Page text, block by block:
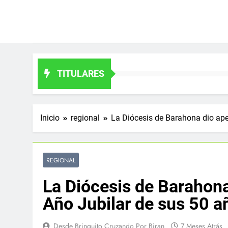
TITULARES
Inicio regional La Diócesis de Barahona dio
REGIONAL
La Diócesis de
Año Jubilar de sus 50
Desde Brinquito Cruzando Por Biran 7 Meses Atrás